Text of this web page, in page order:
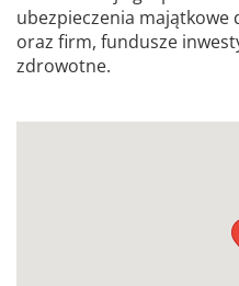
ubezpieczenia majątkowe
oraz firm, fundusze
zdrowotne.